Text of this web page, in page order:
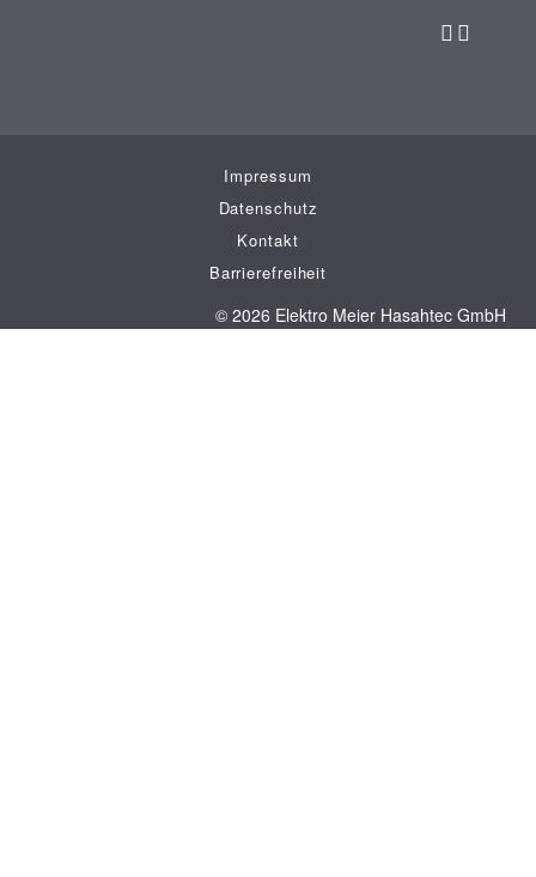
Impressum
Datenschutz
Kontakt
Barrierefreiheit
© 2026 Elektro Meier Hasahtec GmbH